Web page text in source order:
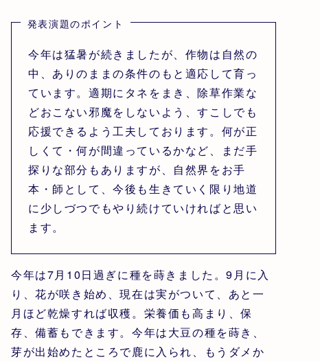
発表演題のポイント
今年は猛暑が続きましたが、作物は自然の
中、ありのままの条件のもと適応して育っ
ています。適期にタネをまき、除草作業な
どおこない邪魔をしないよう、すこしでも
応援できるよう工夫しております。何が正
しくて・何が間違っているかなど、まだ手
探りな部分もありますが、自然界をお手
本・師として、今後も生きていく限り地道
に少しづつでもやり続けていければと思い
ます。
今年は7月10日過ぎに種を蒔きました。9月に入
り、花が咲き始め、現在は実がついて、あと一
月ほど乾燥すれば収穫。栄養価も高まり、保
存、備蓄もできます。今年は大豆の種を蒔き、
芽が出始めたところで鹿に入られ、もうダメか